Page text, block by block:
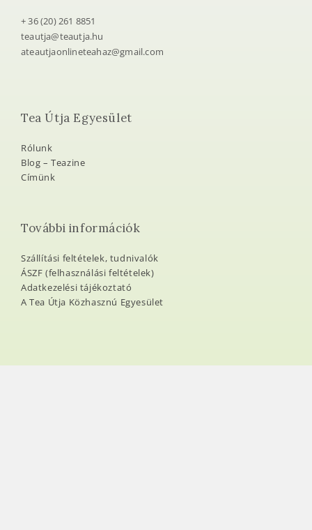
+ 36 (20) 261 8851
teautja@teautja.hu
ateautjaonlineteahaz@gmail.com
Tea Útja Egyesület
Rólunk
Blog – Teazine
Címünk
További információk
Szállítási feltételek, tudnivalók
ÁSZF (felhasználási feltételek)
Adatkezelési tájékoztató
A Tea Útja Közhasznú Egyesület